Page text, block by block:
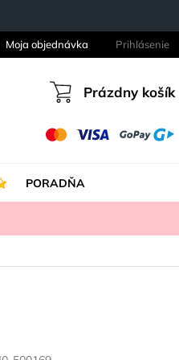
Moja objednávka Prihlásenie
Prázdny košík
PORADŇA